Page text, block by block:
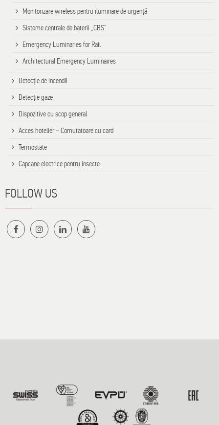
Monitorizare wireless pentru iluminare de urgență
Sisteme centrale de baterii „CBS”
Emergency Luminaries for Rail
Architectural Emergency Luminaires
Detecție de incendii
Detecție gaze
Dispozitive cu scop general
Acces hotelier – Comutatoare cu card
Termostate
Capcane electrice pentru insecte
FOLLOW US